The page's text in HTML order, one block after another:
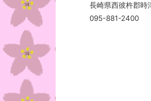
長崎県西彼杵郡時
095-881-2400